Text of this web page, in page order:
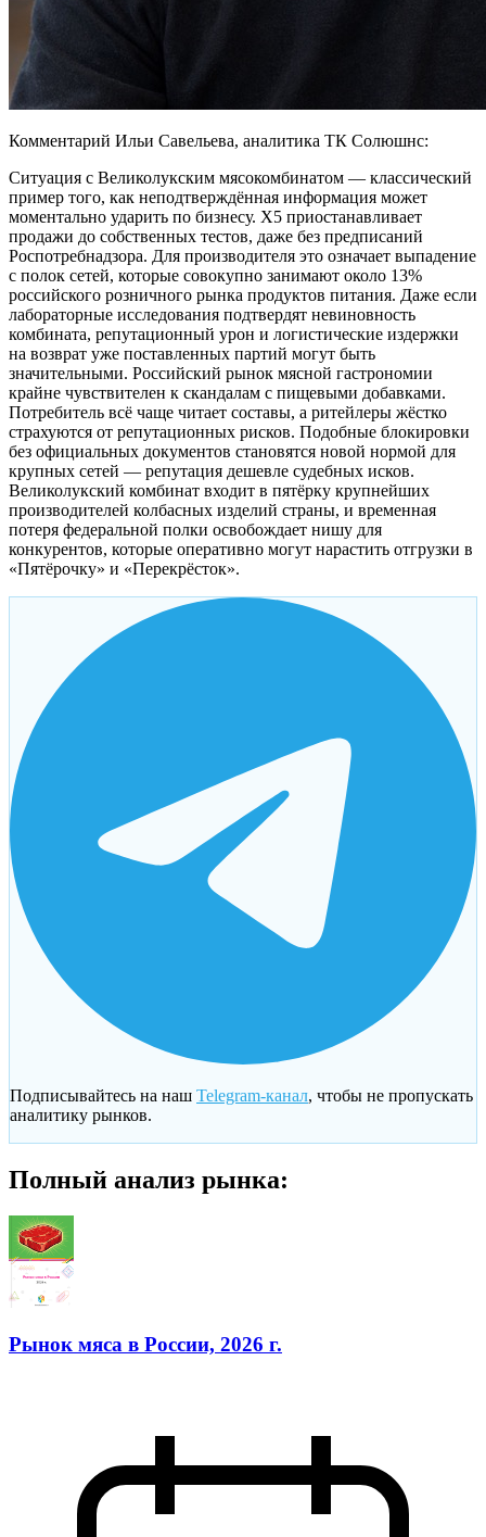
Комментарий Ильи Савельева, аналитика ТК Солюшнс:
Ситуация с Великолукским мясокомбинатом — классический
пример того, как неподтверждённая информация может
моментально ударить по бизнесу. Х5 приостанавливает
продажи до собственных тестов, даже без предписаний
Роспотребнадзора. Для производителя это означает выпадение
с полок сетей, которые совокупно занимают около 13%
российского розничного рынка продуктов питания. Даже если
лабораторные исследования подтвердят невиновность
комбината, репутационный урон и логистические издержки
на возврат уже поставленных партий могут быть
значительными. Российский рынок мясной гастрономии
крайне чувствителен к скандалам с пищевыми добавками.
Потребитель всё чаще читает составы, а ритейлеры жёстко
страхуются от репутационных рисков. Подобные блокировки
без официальных документов становятся новой нормой для
крупных сетей — репутация дешевле судебных исков.
Великолукский комбинат входит в пятёрку крупнейших
производителей колбасных изделий страны, и временная
потеря федеральной полки освобождает нишу для
конкурентов, которые оперативно могут нарастить отгрузки в
«Пятёрочку» и «Перекрёсток».
Подписывайтесь на наш Telegram-канал, чтобы не пропускать
аналитику рынков.
Полный анализ рынка:
Рынок мяса в России, 2026 г.